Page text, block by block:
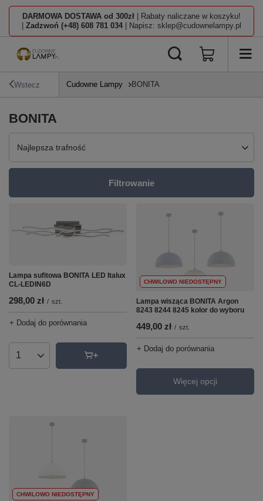
DARMOWA DOSTAWA od 300zł | Rabaty naliczane w koszyku!
Zadzwoń (+48) 608 781 034 | Napisz: sklep@cudownelampy.pl
Wstecz Cudowne Lampy BONITA
BONITA
Zmień sortowanie
Najlepsza trafność
Filtrowanie
Lampa sufitowa BONITA LED Italux
CL-LEDIN6D
298,00 zł / szt.
+ Dodaj do porównania
Ilość produktów
CHWILOWO NIEDOSTĘPNY
Lampa wisząca BONITA Argon
8243 8244 8245 kolor do wyboru
449,00 zł / szt.
+ Dodaj do porównania
Więcej opcji
CHWILOWO NIEDOSTĘPNY